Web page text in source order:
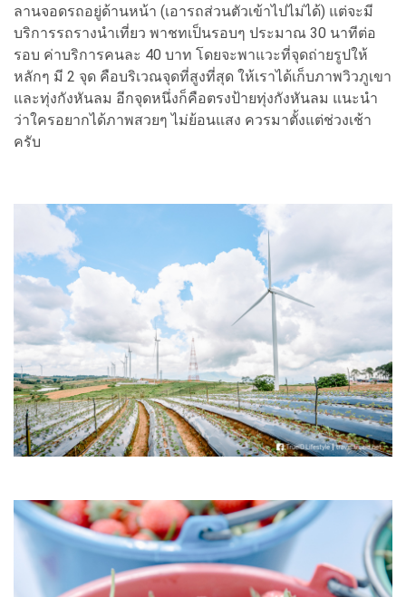
ลานจอดรถอยู่ด้านหน้า (เอารถส่วนตัวเข้าไปไม่ได้) แต่จะมี
บริการรถรางนำเที่ยว พาชทเป็นรอบๆ ประมาณ 30 นาทีต่อ
รอบ ค่าบริการคนละ 40 บาท โดยจะพาแวะที่จุดถ่ายรูปให้
หลักๆ มี 2 จุด คือบริเวณจุดที่สูงที่สุด ให้เราได้เก็บภาพวิวภูเขา
และทุ่งกังหันลม อีกจุดหนึ่งก็คือตรงป้ายทุ่งกังหันลม แนะนำ
ว่าใครอยากได้ภาพสวยๆ ไม่ย้อนแสง ควรมาตั้งแต่ช่วงเช้า
ครับ